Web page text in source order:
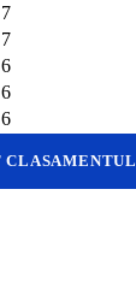
7
7
6
6
6